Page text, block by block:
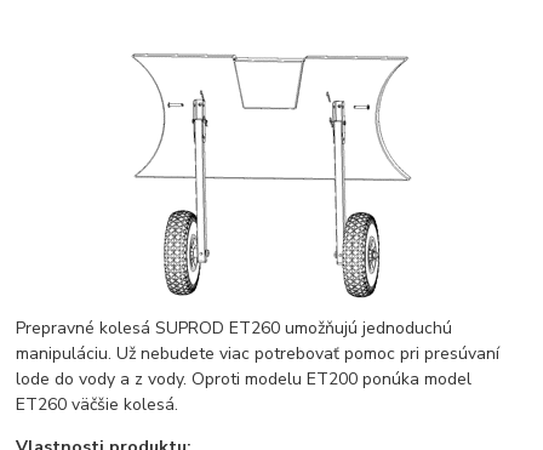
Prepravné kolesá SUPROD ET260 umožňujú jednoduchú
manipuláciu. Už nebudete viac potrebovať pomoc pri presúvaní
lode do vody a z vody. Oproti modelu ET200 ponúka model
ET260 väčšie kolesá.